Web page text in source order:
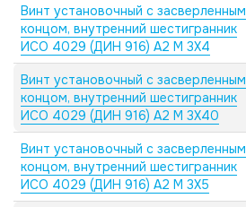
Винт установочный с засверленным
концом, внутренний шестигранник
ИСО 4029 (ДИН 916) А2 M 3X4
Винт установочный с засверленным
концом, внутренний шестигранник
ИСО 4029 (ДИН 916) А2 M 3X40
Винт установочный с засверленным
концом, внутренний шестигранник
ИСО 4029 (ДИН 916) А2 M 3X5